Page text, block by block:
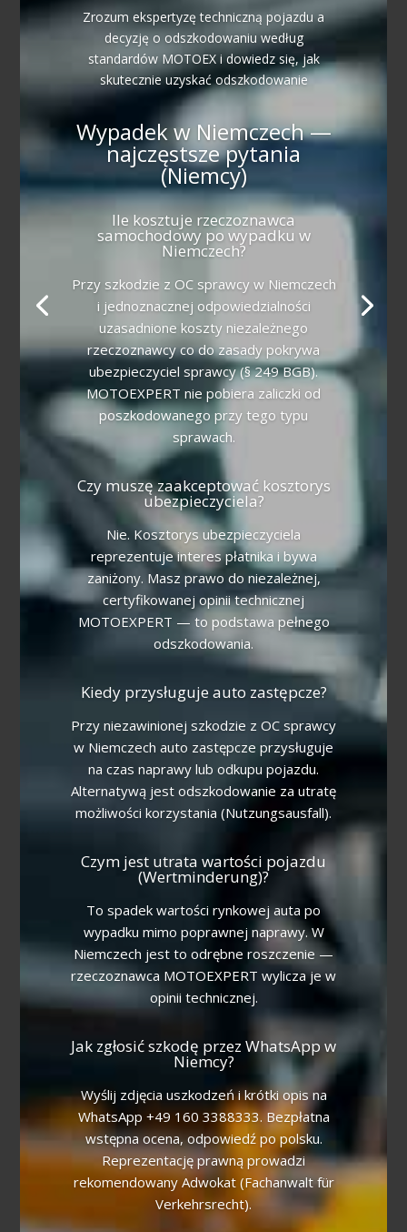
Zrozum ekspertyzę techniczną pojazdu a
decyzję o odszkodowaniu według
standardów MOTOEX i dowiedz się, jak
skutecznie uzyskać odszkodowanie
Wypadek w Niemczech —
najczęstsze pytania
(Niemcy)
Ile kosztuje rzeczoznawca
samochodowy po wypadku w
Niemczech?
Przy szkodzie z OC sprawcy w Niemczech
i jednoznacznej odpowiedzialności
uzasadnione koszty niezależnego
rzeczoznawcy co do zasady pokrywa
ubezpieczyciel sprawcy (§ 249 BGB).
MOTOEXPERT nie pobiera zaliczki od
poszkodowanego przy tego typu
sprawach.
Czy muszę zaakceptować kosztorys
ubezpieczyciela?
Nie. Kosztorys ubezpieczyciela
reprezentuje interes płatnika i bywa
zaniżony. Masz prawo do niezależnej,
certyfikowanej opinii technicznej
MOTOEXPERT — to podstawa pełnego
odszkodowania.
Kiedy przysługuje auto zastępcze?
Przy niezawinionej szkodzie z OC sprawcy
w Niemczech auto zastępcze przysługuje
na czas naprawy lub odkupu pojazdu.
Alternatywą jest odszkodowanie za utratę
możliwości korzystania (Nutzungsausfall).
Czym jest utrata wartości pojazdu
(Wertminderung)?
To spadek wartości rynkowej auta po
wypadku mimo poprawnej naprawy. W
Niemczech jest to odrębne roszczenie —
rzeczoznawca MOTOEXPERT wylicza je w
opinii technicznej.
Jak zgłosić szkodę przez WhatsApp w
Niemcy?
Wyślij zdjęcia uszkodzeń i krótki opis na
WhatsApp +49 160 3388333. Bezpłatna
wstępna ocena, odpowiedź po polsku.
Reprezentację prawną prowadzi
rekomendowany Adwokat (Fachanwalt für
Verkehrsrecht).